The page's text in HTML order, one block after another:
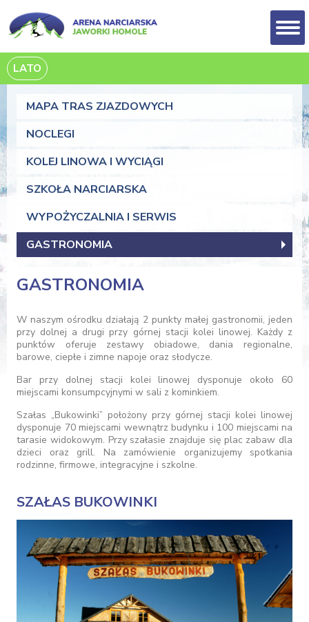
LATO
MAPA TRAS ZJAZDOWYCH
NOCLEGI
KOLEJ LINOWA I WYCIĄGI
SZKOŁA NARCIARSKA
WYPOŻYCZALNIA I SERWIS
GASTRONOMIA
GASTRONOMIA
W naszym ośrodku działają 2 punkty małej gastronomii, jeden
przy dolnej a drugi przy górnej stacji kolei linowej. Każdy z
punktów oferuje zestawy obiadowe, dania regionalne,
barowe, ciepłe i zimne napoje oraz słodycze.
Bar przy dolnej stacji kolei linowej dysponuje około 60
miejscami konsumpcyjnymi w sali z kominkiem.
Szałas „Bukowinki” położony przy górnej stacji kolei linowej
dysponuje 70 miejscami wewnątrz budynku i 100 miejscami na
tarasie widokowym. Przy szałasie znajduje się plac zabaw dla
dzieci oraz grill. Na zamówienie organizujemy spotkania
rodzinne, firmowe, integracyjne i szkolne.
SZAŁAS BUKOWINKI